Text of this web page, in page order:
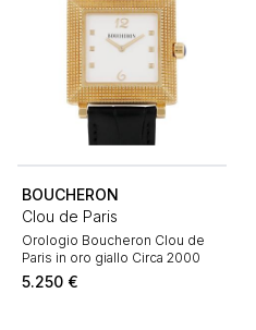
BOUCHERON
Clou de Paris
Orologio Boucheron Clou de
Paris in oro giallo Circa 2000
5.250 €